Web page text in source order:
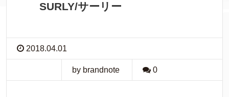
SURLY/サーリー
2018.04.01
by brandnote 0